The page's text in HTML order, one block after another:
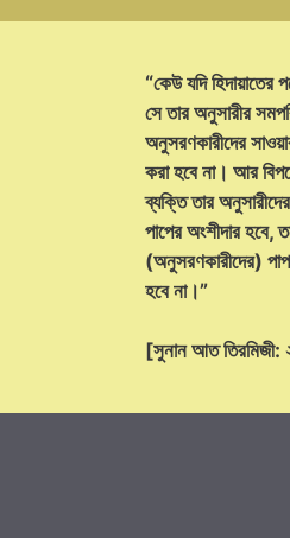
“কেউ যদি
সে তার অনুসারীর
অনুসরণকারীদের
করা হবে না। আর
ব্যক্তি তার
পাপের অংশীদার হবে,
(অনুসরণকারীদের)
হবে না।”
[সুনান আত তিরমিজী: